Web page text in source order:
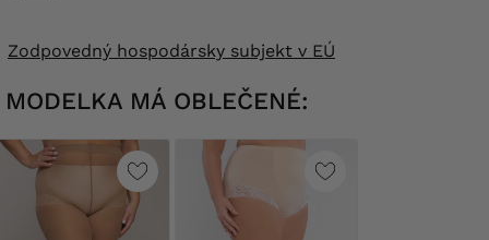
Zodpovedný hospodársky subjekt v EÚ
MODELKA MÁ OBLEČENÉ: